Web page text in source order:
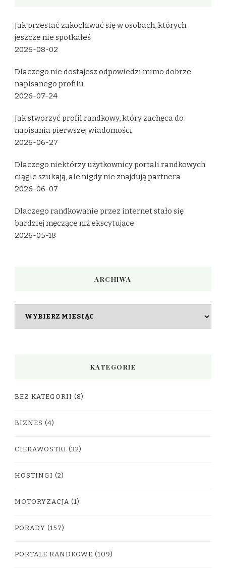
Jak przestać zakochiwać się w osobach, których
jeszcze nie spotkałeś
2026-08-02
Dlaczego nie dostajesz odpowiedzi mimo dobrze
napisanego profilu
2026-07-24
Jak stworzyć profil randkowy, który zachęca do
napisania pierwszej wiadomości
2026-06-27
Dlaczego niektórzy użytkownicy portali randkowych
ciągle szukają, ale nigdy nie znajdują partnera
2026-06-07
Dlaczego randkowanie przez internet stało się
bardziej męczące niż ekscytujące
2026-05-18
ARCHIWA
KATEGORIE
BEZ KATEGORII (8)
BIZNES (4)
CIEKAWOSTKI (32)
HOSTINGI (2)
MOTORYZACJA (1)
PORADY (157)
PORTALE RANDKOWE (109)